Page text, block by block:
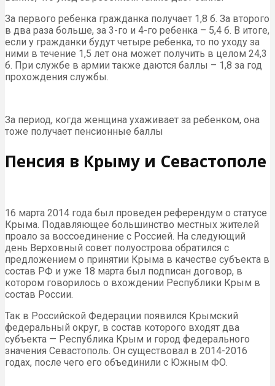
За первого ребенка гражданка получает 1,8 б. За второго
в два раза больше, за 3-го и 4-го ребенка – 5,4 б. В итоге,
если у гражданки будут четыре ребенка, то по уходу за
ними в течение 1,5 лет она может получить в целом 24,3
б. При службе в армии также даются баллы – 1,8 за год
прохождения службы.
За период, когда женщина ухаживает за ребенком, она
тоже получает пенсионные баллы
Пенсия в Крыму и Севастополе
16 марта 2014 года был проведен референдум о статусе
Крыма. Подавляющее большинство местных жителей
проало за воссоединение с Россией. На следующий
день Верховный совет полуострова обратился с
предложением о принятии Крыма в качестве субъекта в
состав РФ и уже 18 марта был подписан договор, в
котором говорилось о вхождении Республики Крым в
состав России.
Так в Российской Федерации появился Крымский
федеральный округ, в состав которого входят два
субъекта — Республика Крым и город федерального
значения Севастополь. Он существовал в 2014-2016
годах, после чего его объединили с Южным ФО.